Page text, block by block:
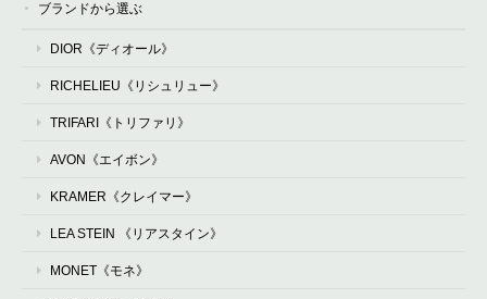
ブランドから選ぶ
DIOR《ディオール》
RICHELIEU《リシュリュー》
TRIFARI《トリファリ》
AVON《エイボン》
KRAMER《クレイマー》
LEA STEIN 《リアスタイン》
MONET《モネ》